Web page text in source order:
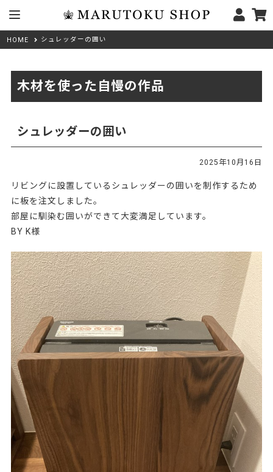
HOME シュレッダーの囲い
木材を使った自慢の作品
シュレッダーの囲い
2025年10月16日
リビングに設置しているシュレッダーの囲いを制作するため
に板を注文しました。
部屋に馴染む囲いができて大変満足しています。
BY K様